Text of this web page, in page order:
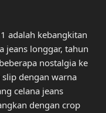
adalah kebangkitan
jeans longgar, tahun
nostalgia ke
dengan warna
celana jeans
dengan crop